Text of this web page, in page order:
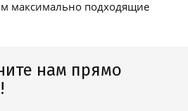
максимально подходящие
нам прямо